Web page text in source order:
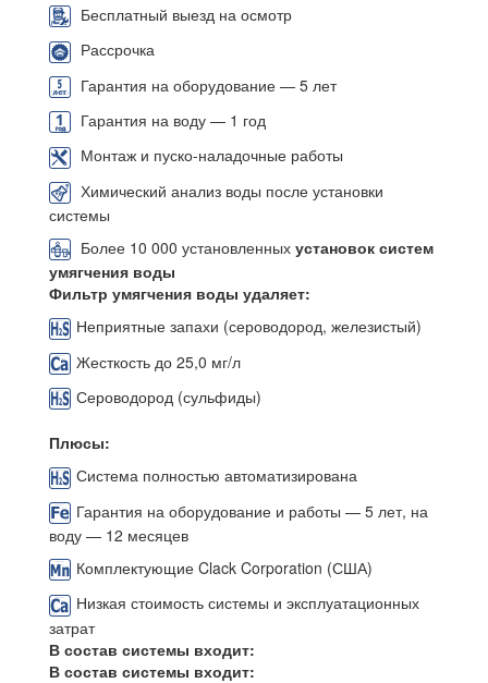
Бесплатный выезд на осмотр
Рассрочка
Гарантия на оборудование — 5 лет
Гарантия на воду — 1 год
Монтаж и пуско-наладочные работы
Химический анализ воды после установки
системы
Более 10 000 установленных установок систем
умягчения воды
Фильтр умягчения воды удаляет:
Неприятные запахи (сероводород, железистый)
Жесткость до 25,0 мг/л
Сероводород (сульфиды)
Плюсы:
Система полностью автоматизирована
Гарантия на оборудование и работы — 5 лет, на
воду — 12 месяцев
Комплектующие Clack Corporation (США)
Низкая стоимость системы и эксплуатационных
затрат
В состав системы входит:
В состав системы входит: